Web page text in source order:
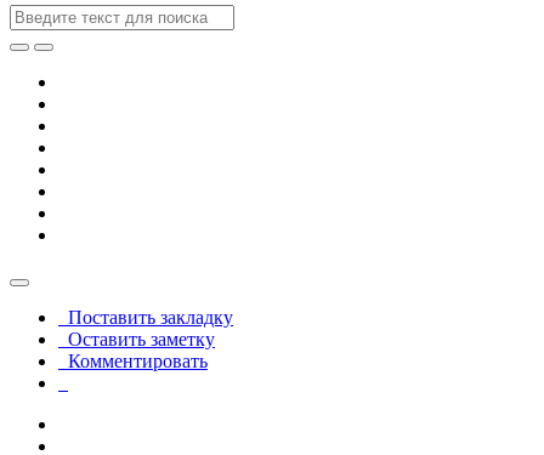
Поставить закладку
Оставить заметку
Комментировать